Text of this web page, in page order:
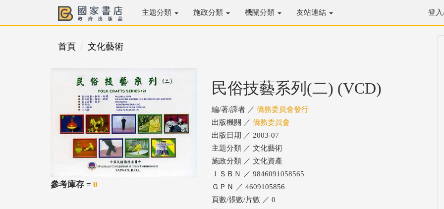
主題分類 施政分類 機關分類 友站連結 登
首頁 文化藝術
參考庫存 = 0
民俗技藝系列(二) (VCD)
編/著/譯者 ／ 僑務委員會發行
出版機關 ／ 僑務委員會
出版日期 ／ 2003-07
主題分類 ／ 文化藝術
施政分類 ／ 文化資產
ＩＳＢＮ ／ 9846091058565
ＧＰＮ ／ 4609105856
頁數/張數/片數 ／ 0